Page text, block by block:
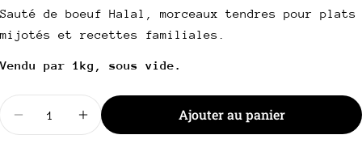
Sauté de boeuf Halal, morceaux tendres pour plats
mijotés et recettes familiales.
Vendu par 1kg, sous vide.
Diminuer la quantité pour Sauté de boeuf Halal
Augmenter la quantité pour Sauté de
Ajouter au panier
Partager ce produit
Partager
Facebook
Partager
Votre
téléphone
Votre